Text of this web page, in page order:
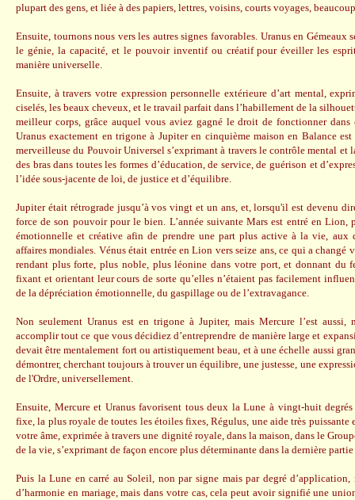
plupart des gens, et liée à des papiers, lettres, voisins, courts voyages,
Ensuite, tournons nous vers les autres signes favorables. Uranus en
le génie, la capacité, et le pouvoir inventif ou créatif pour éveiller les
manière universelle.
Ensuite, à travers votre expression personnelle extérieure d’art mental,
ciselés, les beaux cheveux, et le travail parfait dans l’habillement de la
meilleur corps, grâce auquel vous aviez gagné le droit de fonctionner
Uranus exactement en trigone à Jupiter en cinquième maison en Balance
merveilleuse du Pouvoir Universel s’exprimant à travers le contrôle mental et
des bras dans toutes les formes d’éducation, de service, de guérison et
l’idée sous-jacente de loi, de justice et d’équilibre.
Jupiter était rétrograde jusqu’à vos vingt et un ans, et, lorsqu'il est devenu
force de son pouvoir pour le bien. L’année suivante Mars est entré en Lion,
émotionnelle et créative afin de prendre une part plus active à la vie, aux
affaires mondiales. Vénus était entrée en Lion vers seize ans, ce qui a changé
rendant plus forte, plus noble, plus léonine dans votre port, et donnant du
fixant et orientant leur cours de sorte qu’elles n’étaient pas facilement
de la dépréciation émotionnelle, du gaspillage ou de l’extravagance.
Non seulement Uranus est en trigone à Jupiter, mais Mercure l’est aussi,
accomplir tout ce que vous décidiez d’entreprendre de manière large et
devait être mentalement fort ou artistiquement beau, et à une échelle aussi
démontrer, cherchant toujours à trouver un équilibre, une justesse, une
de l'Ordre, universellement.
Ensuite, Mercure et Uranus favorisent tous deux la Lune à vingt-huit
fixe, la plus royale de toutes les étoiles fixes, Régulus, une aide très puissante
votre âme, exprimée à travers une dignité royale, dans la maison, dans le
de la vie, s’exprimant de façon encore plus déterminante dans la dernière
Puis la Lune en carré au Soleil, non par signe mais par degré d’application,
d’harmonie en mariage, mais dans votre cas, cela peut avoir signifié une